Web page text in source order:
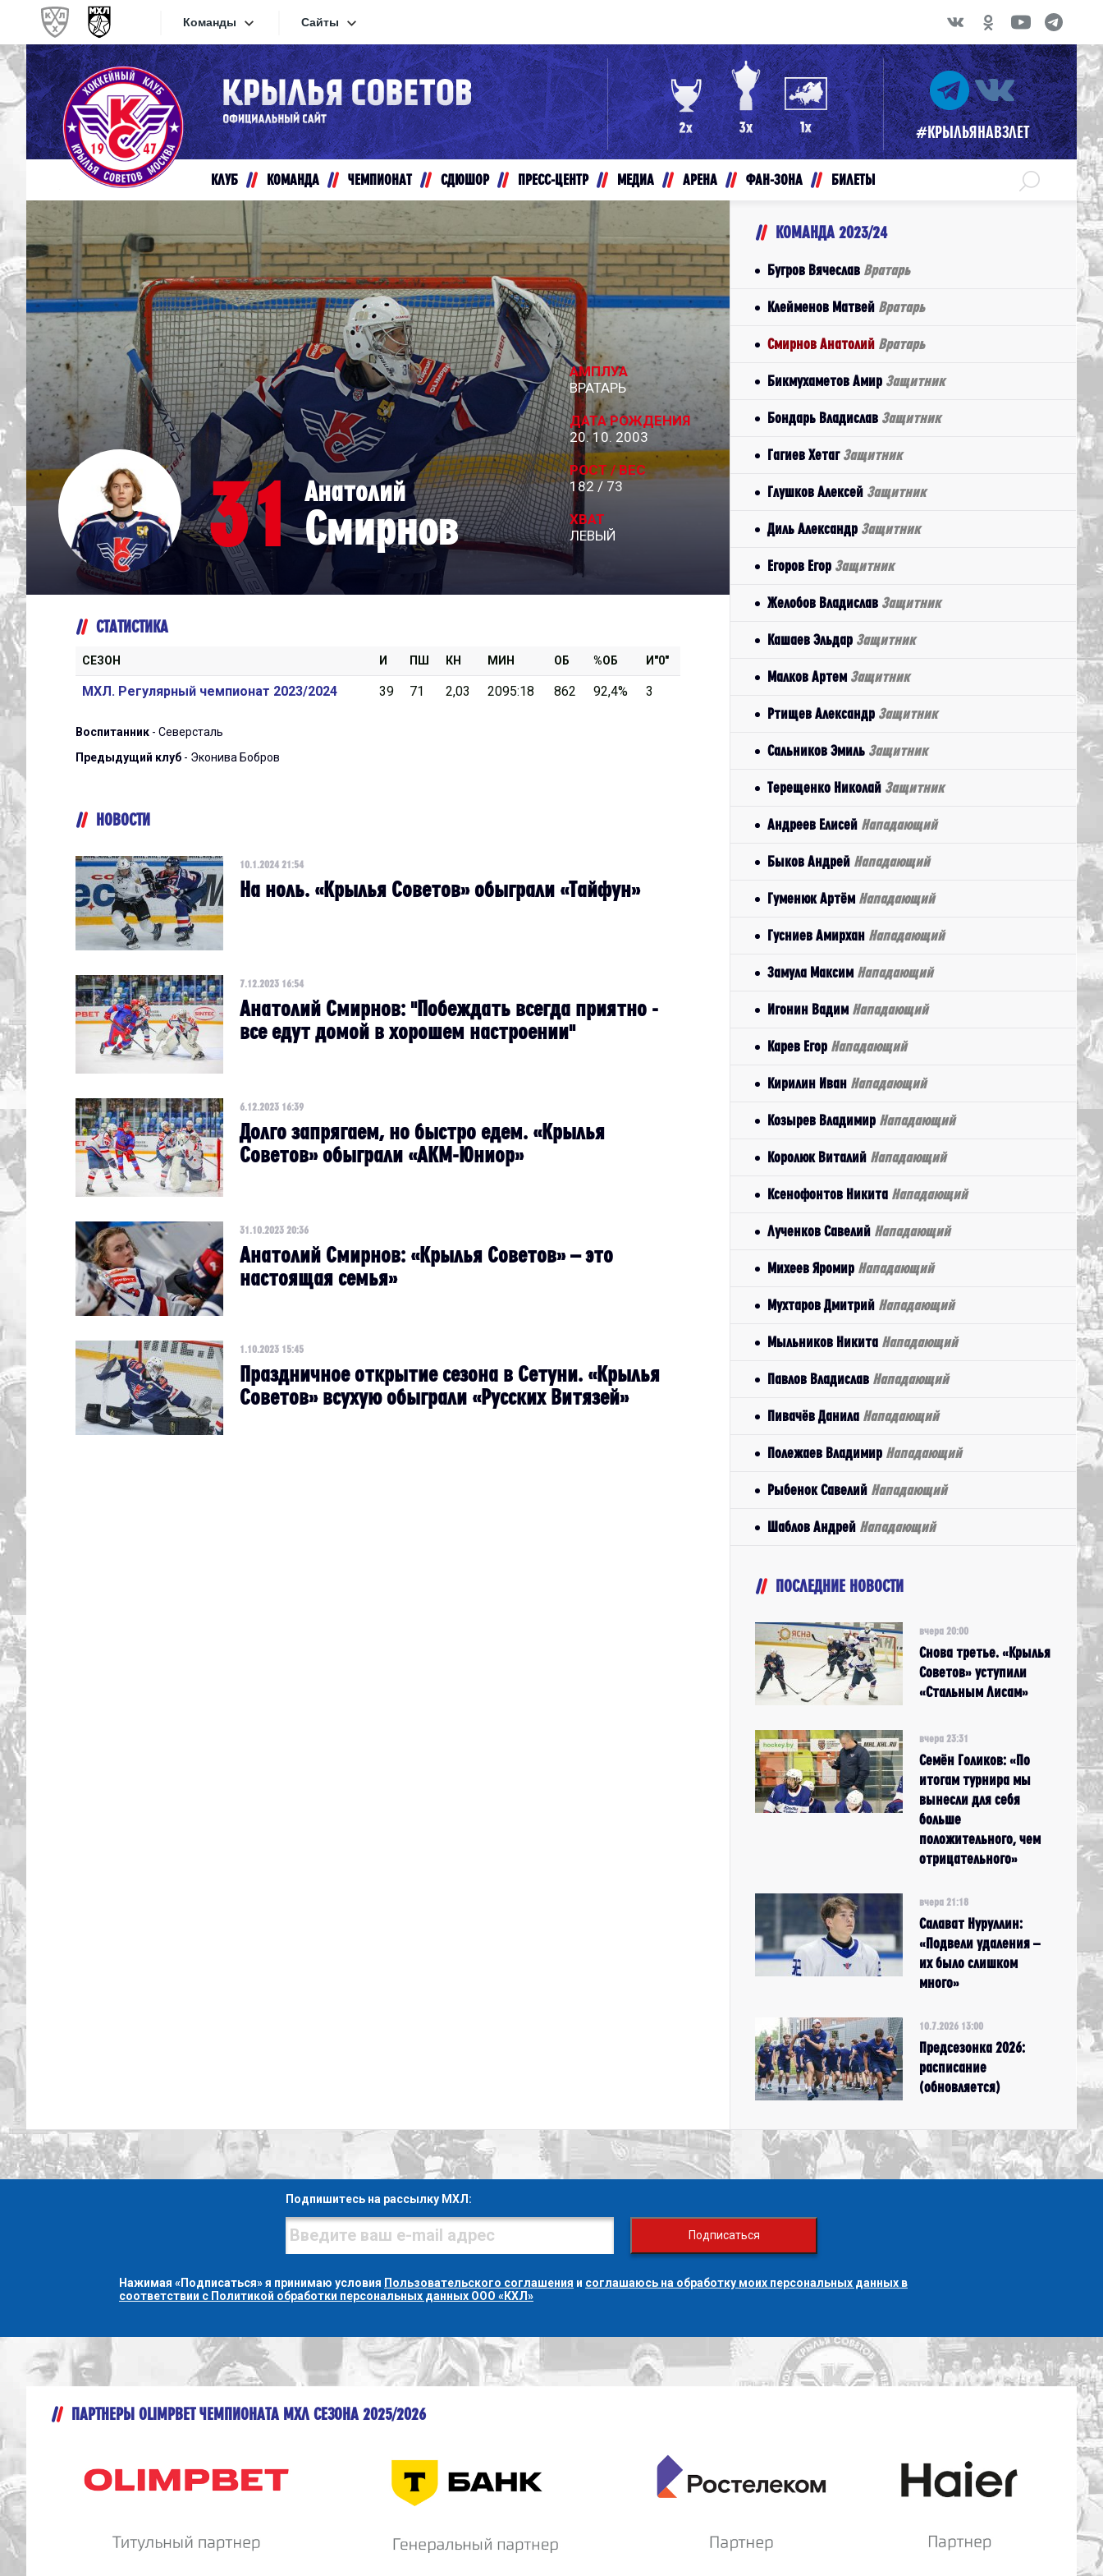
Команды
Конференция «Запад»
Дивизион Золотой
Академия Михайлова
Красная Армия
Локо
МХК Динамо СПб
МХК Динамо-М
МХК Спартак
СКА-1946
Дивизион Серебряный
Академия СКА
АКМ-Юниор
Амурские Тигры
Красная Машина-Юниор
Крылья Советов
МХК Динамо-Карелия
МХК Спартак-МАХ
Конференция «Восток»
Дивизион Золотой
Авто
Мамонты Югры
Омские Ястребы
Стальные Лисы
Толпар
Чайка
Дивизион Серебряный
АКМ-Новомосковск
Красноярские Рыси
Ладья
Локо-76
МХК Молот
Реактор
Сибирские Cнайперы
Спутник Ал
Сайты
Сайты
Видеотрансляции
Хайлайты
Текстовые трансляции
Интернет-магазин
Приложение МХЛ
#КРЫЛЬЯНАВЗЛЕТ
КЛУБ КОМАНДА ЧЕМПИОНАТ СДЮШОР ПРЕСС-ЦЕНТР МЕДИА АРЕНА ФАН-ЗОНА БИЛЕТЫ
31 Анатолий
Смирнов
АМПЛУА
ВРАТАРЬ
ДАТА РОЖДЕНИЯ
20. 10. 2003
РОСТ / ВЕС
182 / 73
ХВАТ
ЛЕВЫЙ
СТАТИСТИКА
СЕЗОН И ПШ КН МИН ОБ %ОБ И"0"
МХЛ. Регулярный чемпионат 2023/2024 39 71 2,03 2095:18 862 92,4% 3
Воспитанник - Северсталь
Предыдущий клуб - Эконива Бобров
НОВОСТИ
10.1.2024 21:54
На ноль. «Крылья Советов» обыграли «Тайфун»
7.12.2023 16:54
Анатолий Смирнов: "Побеждать всегда приятно -
все едут домой в хорошем настроении"
6.12.2023 16:39
Долго запрягаем, но быстро едем. «Крылья
Советов» обыграли «АКМ-Юниор»
31.10.2023 20:36
Анатолий Смирнов: «Крылья Советов» – это
настоящая семья»
1.10.2023 15:45
Праздничное открытие сезона в Сетуни. «Крылья
Советов» всухую обыграли «Русских Витязей»
КОМАНДА 2023/24
Бугров Вячеслав Вратарь
Клейменов Матвей Вратарь
Смирнов Анатолий Вратарь
Бикмухаметов Амир Защитник
Бондарь Владислав Защитник
Гагиев Хетаг Защитник
Глушков Алексей Защитник
Диль Александр Защитник
Егоров Егор Защитник
Желобов Владислав Защитник
Кашаев Эльдар Защитник
Малков Артем Защитник
Ртищев Александр Защитник
Сальников Эмиль Защитник
Терещенко Николай Защитник
Андреев Елисей Нападающий
Быков Андрей Нападающий
Гуменюк Артём Нападающий
Гусниев Амирхан Нападающий
Замула Максим Нападающий
Игонин Вадим Нападающий
Карев Егор Нападающий
Кирилин Иван Нападающий
Козырев Владимир Нападающий
Королюк Виталий Нападающий
Ксенофонтов Никита Нападающий
Лученков Савелий Нападающий
Михеев Яромир Нападающий
Мухтаров Дмитрий Нападающий
Мыльников Никита Нападающий
Павлов Владислав Нападающий
Пивачёв Данила Нападающий
Полежаев Владимир Нападающий
Рыбенок Савелий Нападающий
Шаблов Андрей Нападающий
ПОСЛЕДНИЕ НОВОСТИ
вчера 20:00
Снова третье. «Крылья
Советов» уступили
«Стальным Лисам»
вчера 23:31
Семён Голиков: «По
итогам турнира мы
вынесли для себя
больше
положительного, чем
отрицательного»
вчера 21:18
Салават Нуруллин:
«Подвели удаления –
их было слишком
много»
10.7.2026 13:00
Предсезонка 2026:
расписание
(обновляется)
Подпишитесь на рассылку МХЛ:
Подписаться
Нажимая «Подписаться» я принимаю условия Пользовательского соглашения и соглашаюсь на обработку моих персональных данных в
соответствии с Политикой обработки персональных данных ООО «КХЛ»
ПАРТНЕРЫ OLIMPBET ЧЕМПИОНАТА МХЛ СЕЗОНА 2025/2026